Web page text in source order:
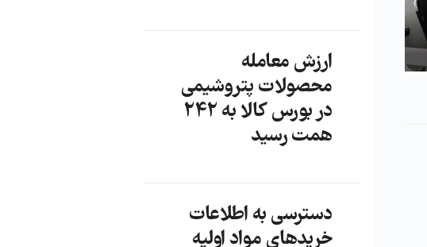
ارزش معامله
محصولات پتروشیمی
در بورس کالا به 242
همت رسید
دسترسی به اطلاعات
خریدهای مواد اولیه